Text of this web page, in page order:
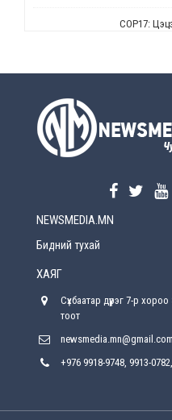
СОР17:
2026-08-5
2026-08-5
хүрсэн
Улсын
NEWSMEDIA.MN
Бидний тухай
ХАЯГ
Сүхбаатар дүүрэг 7-р
тоот
newsmedia.mn@gmail.com
+976 9918-9748, 9913-